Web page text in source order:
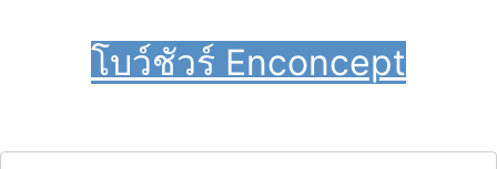
โบว์ชัวร์ Enconcept